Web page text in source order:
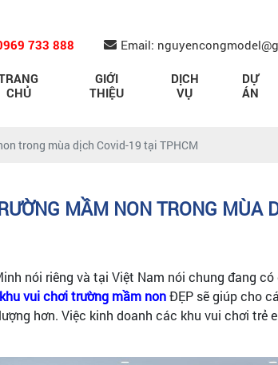
733 888 Email:
CHỦ
GIỚI
THIỆU
DỊCH
VỤ
DỰ
ÁN
trong mùa dịch Covid-19 tại TPHCM
MẦM NON TRONG MÙA
nói riêng và tại Việt Nam nói chung đang
vui chơi trường mầm nonĐẸP sẽ giúp cho
hơn. Việc kinh doanh các khu vui chơi